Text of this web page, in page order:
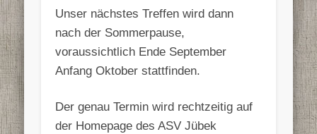
Unser nächstes Treffen wird dann
nach der Sommerpause,
voraussichtlich Ende September
Anfang Oktober stattfinden.
Der genau Termin wird rechtzeitig auf
der Homepage des ASV Jübek